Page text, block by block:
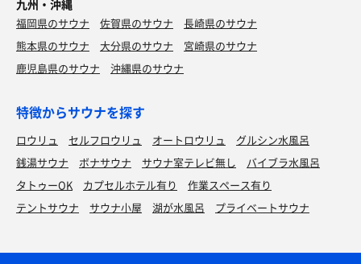
九州・沖縄
福岡県のサウナ 佐賀県のサウナ
長崎県のサウナ
熊本県のサウナ
大分県のサウナ
宮崎県のサウナ
鹿児島県のサウナ
沖縄県のサウナ
特徴からサウナを探す
ロウリュ セルフロウリュ オートロウリュ
グルシン水風呂
銭湯サウナ
ボナサウナ サウナ室テレビ無し
バイブラ水風呂
タトゥーOK
カプセルホテル有り
作業スペース有り
テントサウナ
サウナ小屋 湖が水風呂 プライベートサウナ